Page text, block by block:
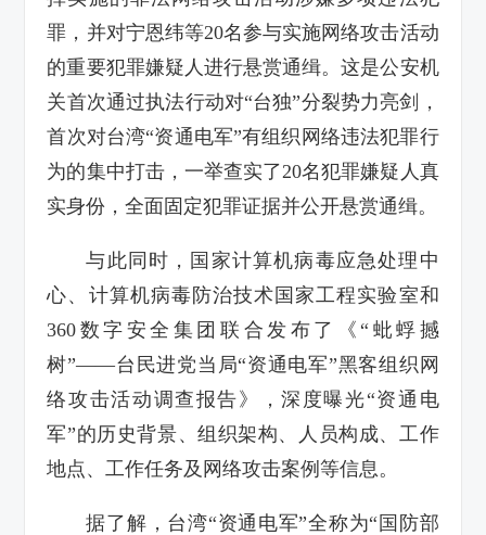
罪，并对宁恩纬等20名参与实施网络攻击活动
的重要犯罪嫌疑人进行悬赏通缉。这是公安机
关首次通过执法行动对“台独”分裂势力亮剑，
首次对台湾“资通电军”有组织网络违法犯罪行
为的集中打击，一举查实了20名犯罪嫌疑人真
实身份，全面固定犯罪证据并公开悬赏通缉。
与此同时，国家计算机病毒应急处理中
心、计算机病毒防治技术国家工程实验室和
360数字安全集团联合发布了《“蚍蜉撼
树”——台民进党当局“资通电军”黑客组织网
络攻击活动调查报告》，深度曝光“资通电
军”的历史背景、组织架构、人员构成、工作
地点、工作任务及网络攻击案例等信息。
据了解，台湾“资通电军”全称为“国防部